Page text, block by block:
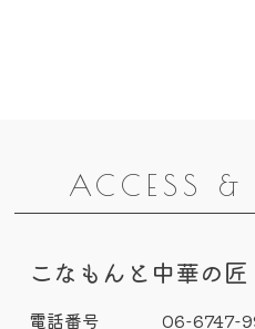
ACCESS &
こなもんと中華の匠
電話番号
06-6747-